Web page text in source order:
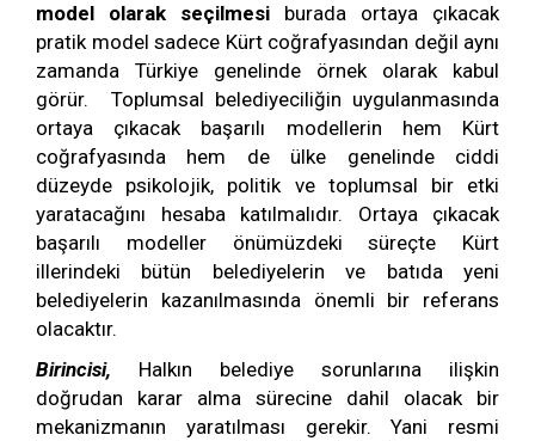
model olarak seçilmesi burada ortaya çıkacak
pratik model sadece Kürt coğrafyasından değil aynı
zamanda Türkiye genelinde örnek olarak kabul
görür. Toplumsal belediyeciliğin uygulanmasında
ortaya çıkacak başarılı modellerin hem Kürt
coğrafyasında hem de ülke genelinde ciddi
düzeyde psikolojik, politik ve toplumsal bir etki
yaratacağını hesaba katılmalıdır. Ortaya çıkacak
başarılı modeller önümüzdeki süreçte Kürt
illerindeki bütün belediyelerin ve batıda yeni
belediyelerin kazanılmasında önemli bir referans
olacaktır.
Birincisi, Halkın belediye sorunlarına ilişkin
doğrudan karar alma sürecine dahil olacak bir
mekanizmanın yaratılması gerekir. Yani resmi